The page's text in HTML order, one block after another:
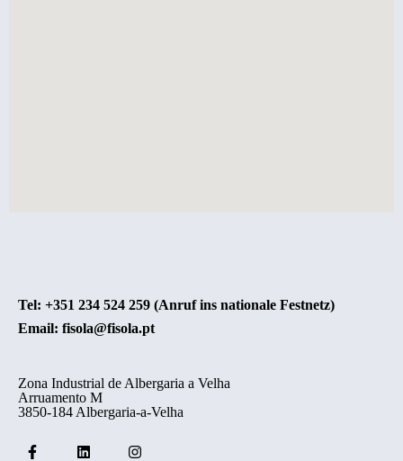
Tel: +351 234 524 259 (Anruf ins nationale Festnetz)
Email: fisola@fisola.pt
Zona Industrial de Albergaria a Velha
Arruamento M
3850-184 Albergaria-a-Velha